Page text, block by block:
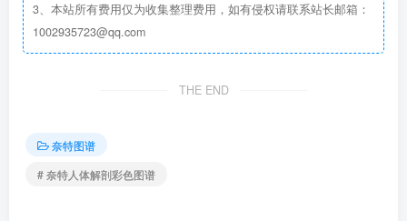
3、本站所有费用仅为收集整理费用，如有侵权请联系站长邮箱：
1002935723@qq.com
THE END
奈特图谱
# 奈特人体解剖彩色图谱